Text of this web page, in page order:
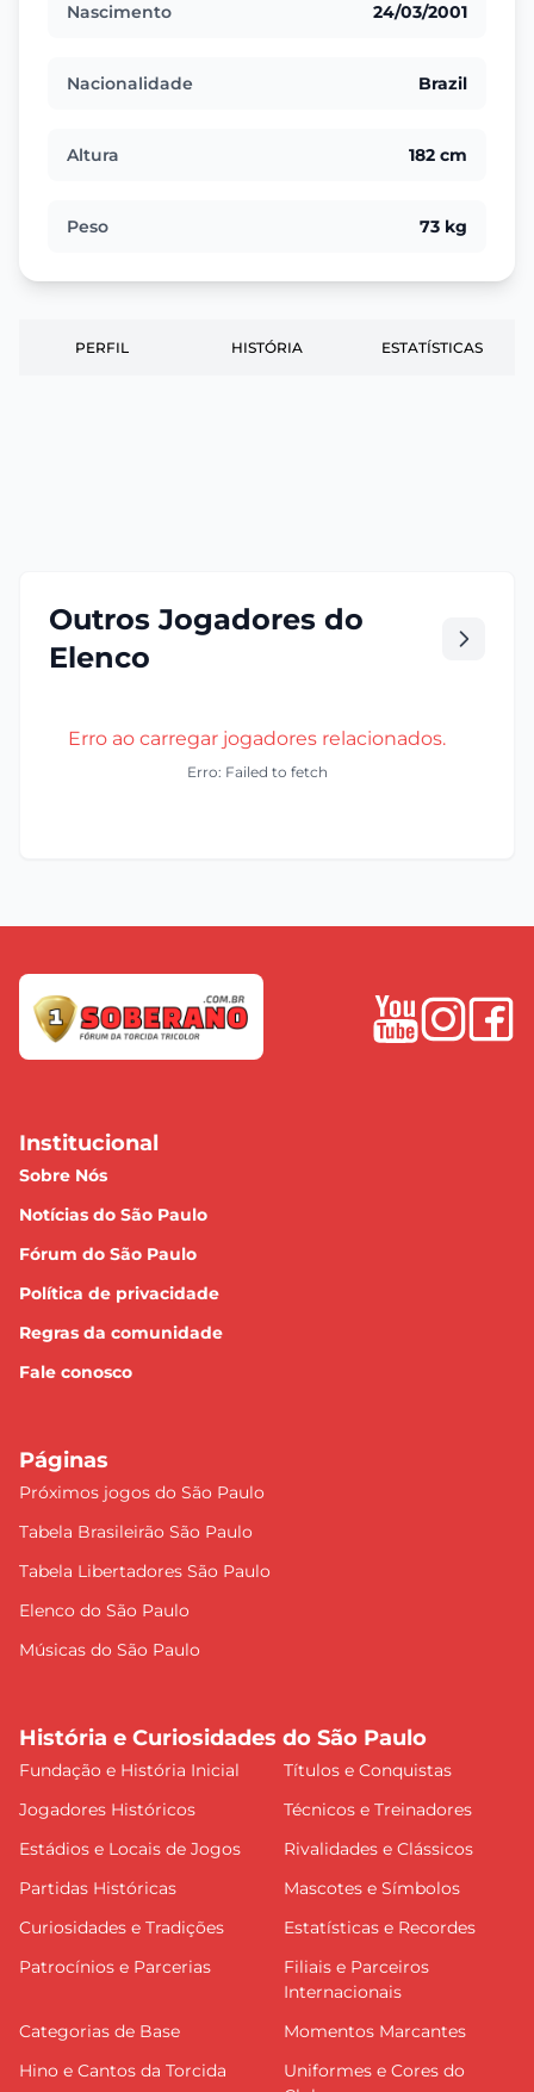
Nascimento 24/03/2001
Nacionalidade Brazil
Altura 182 cm
Peso 73 kg
PERFIL HISTÓRIA ESTATÍSTICAS
Outros Jogadores do
Elenco
Erro ao carregar jogadores relacionados.
Erro: Failed to fetch
Institucional
Sobre Nós
Notícias do São Paulo
Fórum do São Paulo
Política de privacidade
Regras da comunidade
Fale conosco
Páginas
Próximos jogos do São Paulo
Tabela Brasileirão São Paulo
Tabela Libertadores São Paulo
Elenco do São Paulo
Músicas do São Paulo
História e Curiosidades do São Paulo
Fundação e História Inicial
Títulos e Conquistas
Jogadores Históricos
Técnicos e Treinadores
Estádios e Locais de Jogos
Rivalidades e Clássicos
Partidas Históricas
Mascotes e Símbolos
Curiosidades e Tradições
Estatísticas e Recordes
Patrocínios e Parcerias
Filiais e Parceiros
Internacionais
Categorias de Base
Momentos Marcantes
Hino e Cantos da Torcida
Uniformes e Cores do